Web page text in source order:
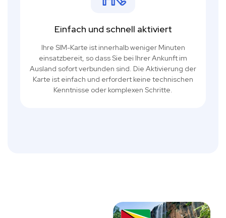
Einfach und schnell aktiviert
Ihre SIM-Karte ist innerhalb weniger Minuten
einsatzbereit, so dass Sie bei Ihrer Ankunft im
Ausland sofort verbunden sind. Die Aktivierung der
Karte ist einfach und erfordert keine technischen
Kenntnisse oder komplexen Schritte.